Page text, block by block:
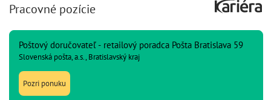
Pracovné pozície
Poštový doručovateľ - retailový poradca Pošta Bratislava 59
Slovenská pošta, a.s., Bratislavský kraj
Pozri ponuku